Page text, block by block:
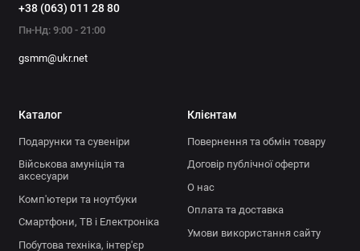
+38 (063) 011 28 80
Пн-Нд: 9:00 - 21:00
gsmm@ukr.net
Каталог
Подарунки та сувеніри
Військова амуніція та
аксесуари
Комп'ютери та ноутбуки
Смартфони, ТВ і Електроніка
Побутова техніка, інтер'єр
Клієнтам
Повернення та обмін товару
Договір публічної оферти
О нас
Оплата та доставка
Умови використання сайту